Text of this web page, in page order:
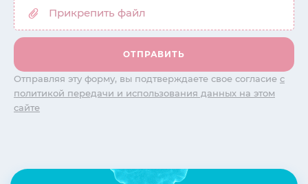
Отправляя эту форму, вы подтверждаете свое согласие с
политикой передачи и использования данных на этом
сайте